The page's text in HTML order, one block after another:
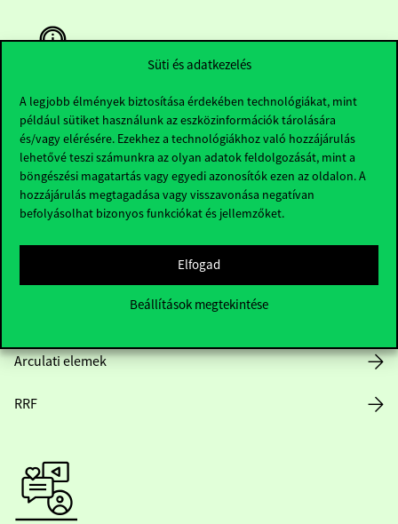
Süti és adatkezelés
A legjobb élmények biztosítása érdekében technológiákat, mint
például sütiket használunk az eszközinformációk tárolására
és/vagy elérésére. Ezekhez a technológiákhoz való hozzájárulás
lehetővé teszi számunkra az olyan adatok feldolgozását, mint a
böngészési magatartás vagy egyedi azonosítók ezen az oldalon. A
hozzájárulás megtagadása vagy visszavonása negatívan
befolyásolhat bizonyos funkciókat és jellemzőket.
Elfogad
Beállítások megtekintése
Hasznos linkek
Nyitvatartás
Arculati elemek
RRF